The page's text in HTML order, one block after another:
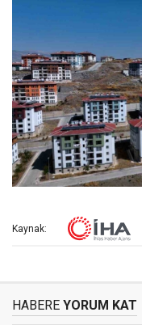
Kaynak:
HABERE YORUM KAT